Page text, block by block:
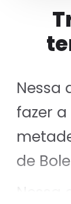
Nessa
fazer
de